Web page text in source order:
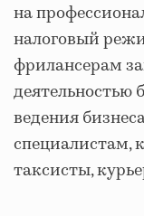
на
налоговый
фрилансерам
деятельностью
ведения
специалистам,
таксисты,